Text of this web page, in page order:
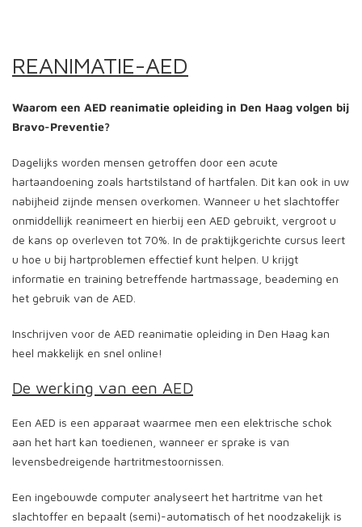
REANIMATIE-AED
Waarom een AED reanimatie opleiding in Den Haag volgen bij
Bravo-Preventie?
Dagelijks worden mensen getroffen door een acute
hartaandoening zoals hartstilstand of hartfalen. Dit kan ook in uw
nabijheid zijnde mensen overkomen. Wanneer u het slachtoffer
onmiddellijk reanimeert en hierbij een AED gebruikt, vergroot u
de kans op overleven tot 70%. In de praktijkgerichte cursus leert
u hoe u bij hartproblemen effectief kunt helpen. U krijgt
informatie en training betreffende hartmassage, beademing en
het gebruik van de AED.
Inschrijven voor de AED reanimatie opleiding in Den Haag kan
heel makkelijk en snel online!
De werking van een AED
Een AED is een apparaat waarmee men een elektrische schok
aan het hart kan toedienen, wanneer er sprake is van
levensbedreigende hartritmestoornissen.
Een ingebouwde computer analyseert het hartritme van het
slachtoffer en bepaalt (semi)-automatisch of het noodzakelijk is